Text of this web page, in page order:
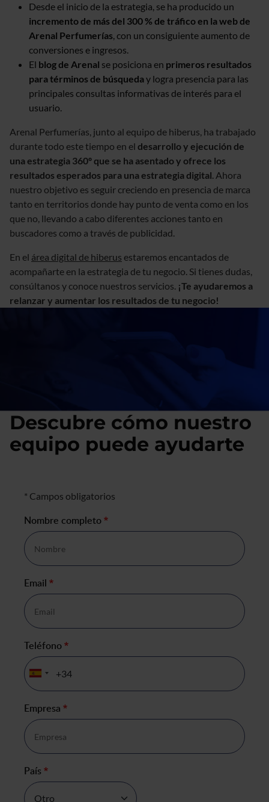
Desde el inicio de la estrategia, se ha producido un
incremento de más del 300 % de tráfico en la web de
Arenal Perfumerías , con un consiguiente aumento de
conversiones e ingresos.
El blog de Arenal se posiciona en primeros resultados
para términos de búsqueday logra presencia para las
principales consultas informativas de interés para el
usuario.
Arenal Perfumerías, junto al equipo de hiberus, ha trabajado
durante todo este tiempo en el desarrollo y ejecución de
una estrategia 360º que se ha asentado y ofrece los
resultados esperados para una estrategia digital . Ahora
nuestro objetivo es seguir creciendo en presencia de marca
tanto en territorios donde hay punto de venta como en los
que no, llevando a cabo diferentes acciones tanto en
buscadores como a través de publicidad.
En el área digital de hiberus estaremos encantados de
acompañarte en la estrategia de tu negocio. Si tienes dudas,
consúltanos y conoce nuestros servicios. ¡Te ayudaremos a
relanzar y aumentar los resultados de tu negocio!
Descubre cómo nuestro
equipo puede ayudarte
Formulario de negocio
* Campos obligatorios
Nombre completo *
Email *
Teléfono *
Empresa *
País *